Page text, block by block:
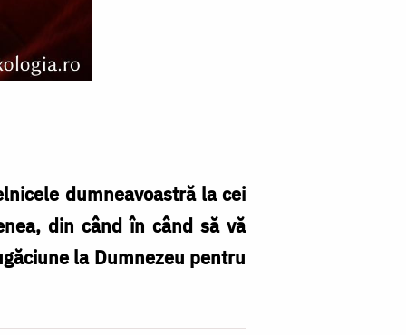
dumneavoastră la cei
din când în când să vă
la Dumnezeu pentru